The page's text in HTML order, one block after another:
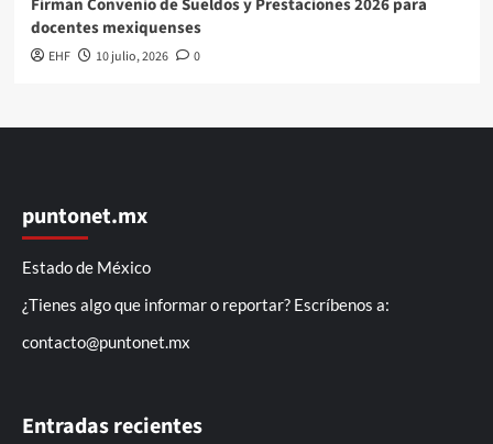
Firman Convenio de Sueldos y Prestaciones 2026 para
docentes mexiquenses
EHF 10 julio, 2026 0
puntonet.mx
Estado de México
¿Tienes algo que informar o reportar? Escríbenos a:
contacto@puntonet.mx
Entradas recientes